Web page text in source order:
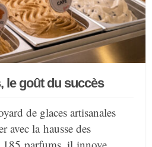
le goût du succès
de glaces artisanales
avec la hausse des